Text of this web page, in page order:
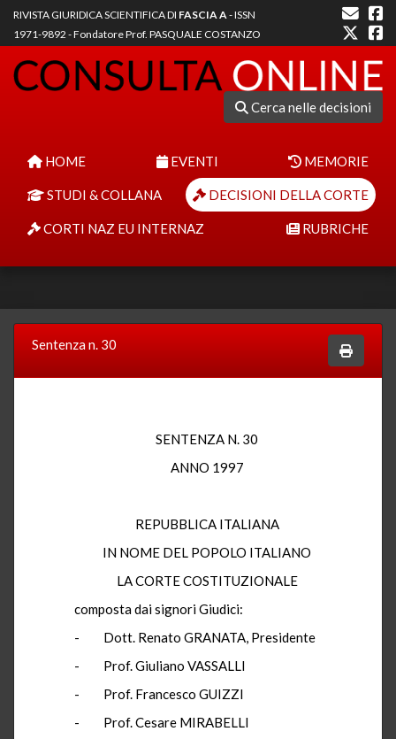
RIVISTA GIURIDICA SCIENTIFICA DI FASCIA A- ISSN
1971-9892 - Fondatore Prof. PASQUALE COSTANZO
Cerca nelle decisioni
HOME EVENTI MEMORIE
STUDI & COLLANA DECISIONI DELLA CORTE
CORTI NAZ EU INTERNAZ RUBRICHE
Sentenza n. 30
SENTENZA N. 30
ANNO 1997
REPUBBLICA ITALIANA
IN NOME DEL POPOLO ITALIANO
LA CORTE COSTITUZIONALE
composta dai signori Giudici:
- Dott. Renato GRANATA, Presidente
- Prof. Giuliano VASSALLI
- Prof. Francesco GUIZZI
- Prof. Cesare MIRABELLI